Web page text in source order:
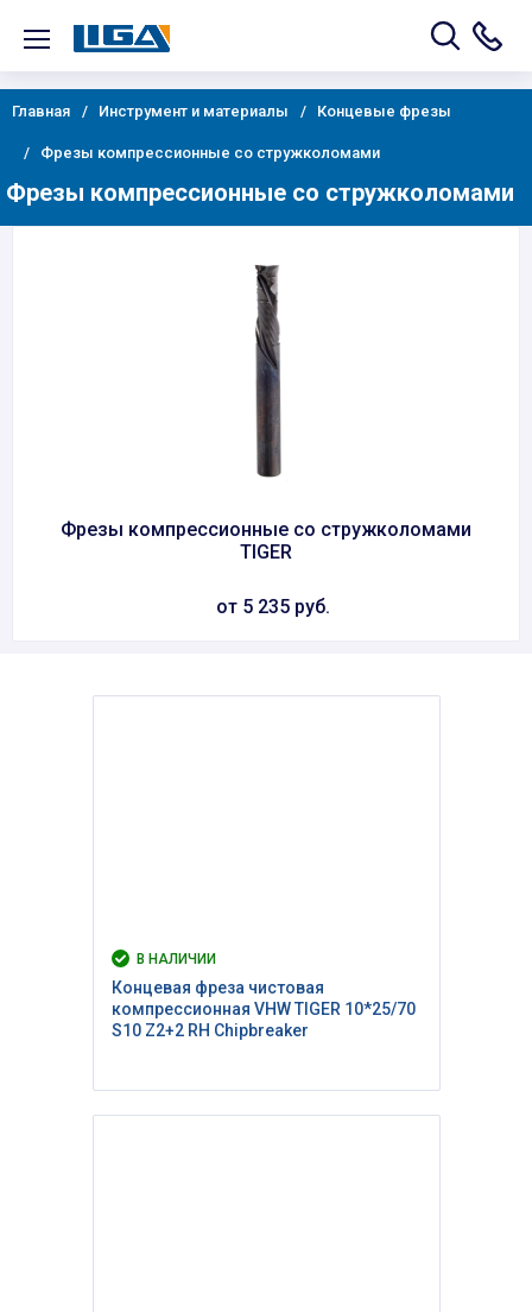
Главная Инструмент и материалы Концевые фрезы
Фрезы компрессионные со стружколомами
Фрезы компрессионные со стружколомами
Фрезы компрессионные со стружколомами
TIGER
от 5 235 руб.
В НАЛИЧИИ
Концевая фреза чистовая
компрессионная VHW TIGER 10*25/70
S10 Z2+2 RH Сhipbreaker